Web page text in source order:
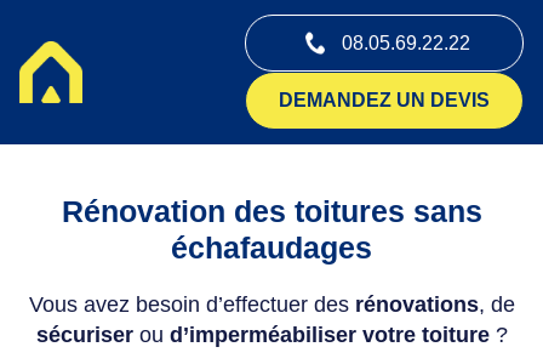
08.05.69.22.22
DEMANDEZ UN DEVIS
Rénovation des toitures sans
échafaudages
Vous avez besoin d’effectuer desrénovations, de
sécuriser ou d’imperméabiliser votre toiture?